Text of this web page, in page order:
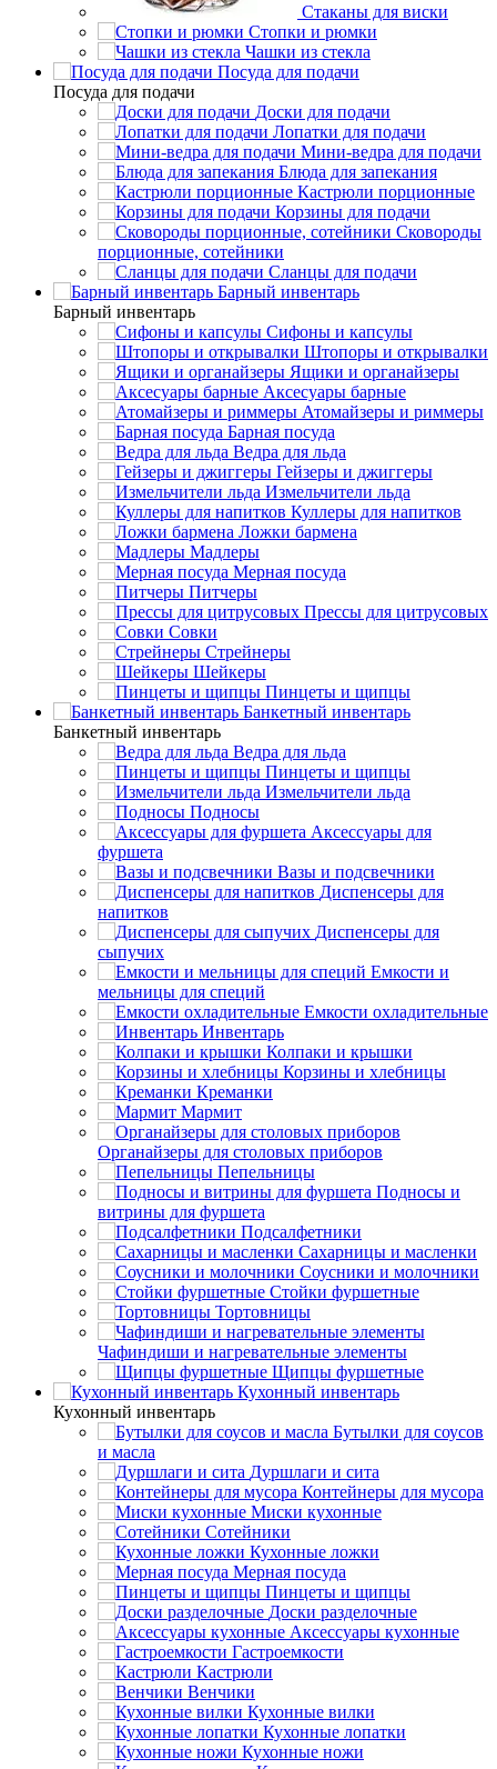
Стаканы для виски
Стопки и рюмки
Чашки из стекла
Посуда для подачи
Посуда для подачи
Доски для подачи
Лопатки для подачи
Мини-ведра для подачи
Блюда для запекания
Кастрюли порционные
Корзины для подачи
Сковороды
порционные, сотейники
Сланцы для подачи
Барный инвентарь
Барный инвентарь
Сифоны и капсулы
Штопоры и открывалки
Ящики и органайзеры
Аксесуары барные
Атомайзеры и риммеры
Барная посуда
Ведра для льда
Гейзеры и джиггеры
Измельчители льда
Куллеры для напитков
Ложки бармена
Мадлеры
Мерная посуда
Питчеры
Прессы для цитрусовых
Совки
Стрейнеры
Шейкеры
Пинцеты и щипцы
Банкетный инвентарь
Банкетный инвентарь
Ведра для льда
Пинцеты и щипцы
Измельчители льда
Подносы
Аксессуары для
фуршета
Вазы и подсвечники
Диспенсеры для
напитков
Диспенсеры для
сыпучих
Емкости и
мельницы для специй
Емкости охладительные
Инвентарь
Колпаки и крышки
Корзины и хлебницы
Креманки
Мармит
Органайзеры для столовых приборов
Пепельницы
Подносы и
витрины для фуршета
Подсалфетники
Сахарницы и масленки
Соусники и молочники
Стойки фуршетные
Тортовницы
Чафиндиши и нагревательные элементы
Щипцы фуршетные
Кухонный инвентарь
Кухонный инвентарь
Бутылки для соусов
и масла
Дуршлаги и сита
Контейнеры для мусора
Миски кухонные
Сотейники
Кухонные ложки
Мерная посуда
Пинцеты и щипцы
Доски разделочные
Аксессуары кухонные
Гастроемкости
Кастрюли
Венчики
Кухонные вилки
Кухонные лопатки
Кухонные ножи